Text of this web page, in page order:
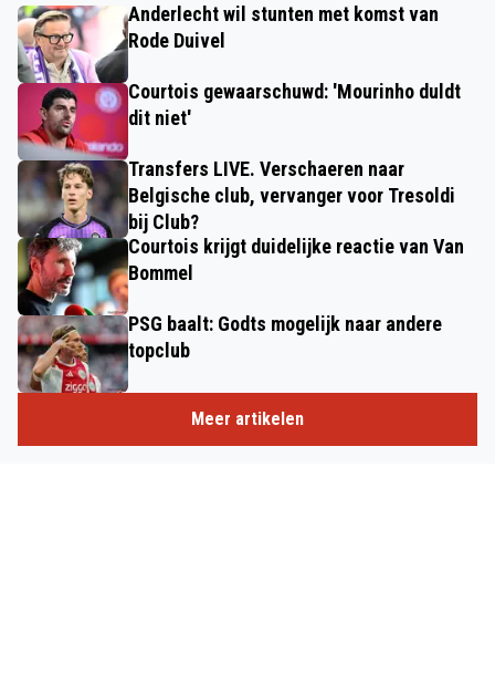
Anderlecht wil stunten met komst van
Rode Duivel
Courtois gewaarschuwd: 'Mourinho duldt
dit niet'
Transfers LIVE. Verschaeren naar
Belgische club, vervanger voor Tresoldi
bij Club?
Courtois krijgt duidelijke reactie van Van
Bommel
PSG baalt: Godts mogelijk naar andere
topclub
Meer artikelen